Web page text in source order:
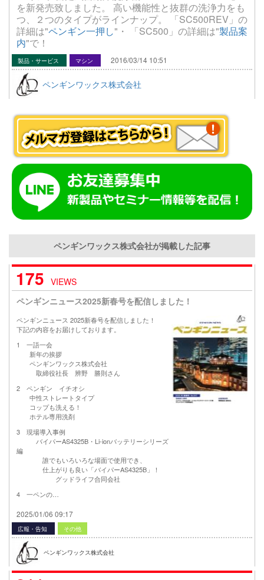
を新発売致しました。 高い機能性と抜群の洗浄力をも
つ、２つのタイプがラインナップ。 「SC500REV」の
詳細は"ペンギン一押し"・ 「SC500」の詳細は"製品案
内"で！
製品・サービス マシン 2016/03/14 10:51
ペンギンワックス株式会社
ペンギンワックス株式会社が掲載した記事
175 VIEWS
ペンギンニュース2025新春号を配信しました！
ペンギンニュース 2025新春号を配信しました！
下記の内容をお届けしております。
1 一語一会
新年の挨拶
ペンギンワックス株式会社
取締役社長 辨野 勝則さん
2 ペンギン イチオシ
中性ストレートタイプ
コップも洗える！
ホテル専用洗剤
3 現場導入事例
バイパーAS4325B・Li-ionバッテリーシリーズ
編
誰でもいろいろな場面で使用でき、
仕上がりも良い「バイパーAS4325B」！
グッドライフ合同会社
4 一ペンの…
2025/01/06 09:17
広報・告知 その他
ペンギンワックス株式会社